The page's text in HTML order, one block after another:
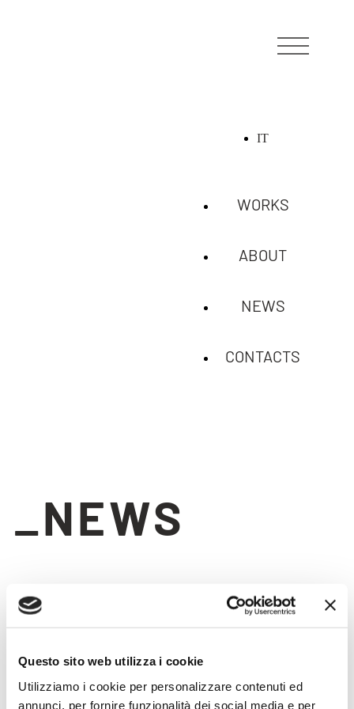
Questo sito web utilizza i cookie
Utilizziamo i cookie per personalizzare contenuti ed
annunci, per fornire funzionalità dei social media e per
IT
WORKS
ABOUT
NEWS
CONTACTS
_NEWS
Dicembre 19, 2025
INSTAGRAM E LINKEDIN: UN
NUOVO LOOK & FEEL PER I